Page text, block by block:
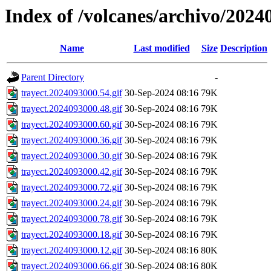
Index of /volcanes/archivo/
Name Last modified Size Description
Parent Directory
-
trayect.2024093000.54.gif 30-Sep-2024 08:16 79K
trayect.2024093000.48.gif 30-Sep-2024 08:16 79K
trayect.2024093000.60.gif 30-Sep-2024 08:16 79K
trayect.2024093000.36.gif 30-Sep-2024 08:16 79K
trayect.2024093000.30.gif 30-Sep-2024 08:16 79K
trayect.2024093000.42.gif 30-Sep-2024 08:16 79K
trayect.2024093000.72.gif 30-Sep-2024 08:16 79K
trayect.2024093000.24.gif 30-Sep-2024 08:16 79K
trayect.2024093000.78.gif 30-Sep-2024 08:16 79K
trayect.2024093000.18.gif 30-Sep-2024 08:16 79K
trayect.2024093000.12.gif 30-Sep-2024 08:16 80K
trayect.2024093000.66.gif 30-Sep-2024 08:16 80K